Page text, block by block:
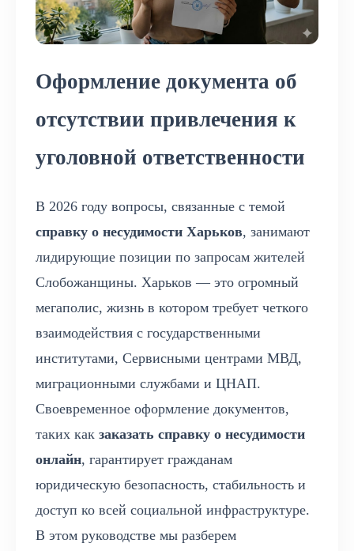
Оформление документа об
отсутствии привлечения к
уголовной ответственности
В 2026 году вопросы, связанные с темой
справку о несудимости Харьков, занимают
лидирующие позиции по запросам жителей
Слобожанщины. Харьков — это огромный
мегаполис, жизнь в котором требует четкого
взаимодействия с государственными
институтами, Сервисными центрами МВД,
миграционными службами и ЦНАП.
Своевременное оформление документов,
таких как заказать справку о несудимости
онлайн, гарантирует гражданам
юридическую безопасность, стабильность и
доступ ко всей социальной инфраструктуре.
В этом руководстве мы разберем